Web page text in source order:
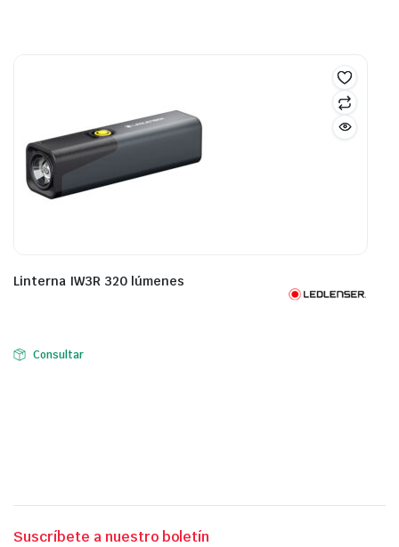
Linterna IW3R 320 lúmenes
Consultar
Suscríbete a nuestro boletín